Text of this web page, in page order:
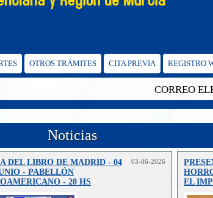
OTROS TRÁMITES CITA PREVIA REGISTRO
CORREO
Noticias
DEL LIBRO DE MADRID - 04
- PABELLÓN
- 20 HS
03-06-2026
EL